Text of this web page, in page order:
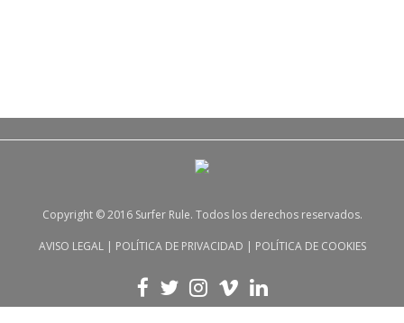
Copyright © 2016 Surfer Rule. Todos los derechos reservados.
AVISO LEGAL| POLÍTICA DE PRIVACIDAD | POLÍTICA DE COOKIES